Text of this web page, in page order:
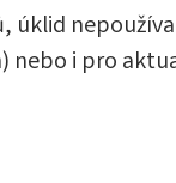
úklid
i pro